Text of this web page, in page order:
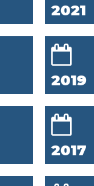
2021
2019
2017